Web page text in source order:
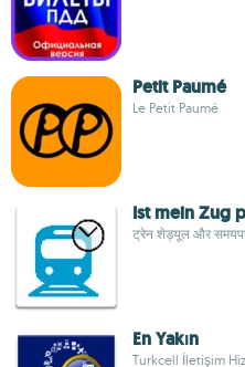
Petit Paumé
Le Petit Paumé
Ist mein Zug
ट्रेन शेड्यूल और
En Yakın
Turkcell İletişim